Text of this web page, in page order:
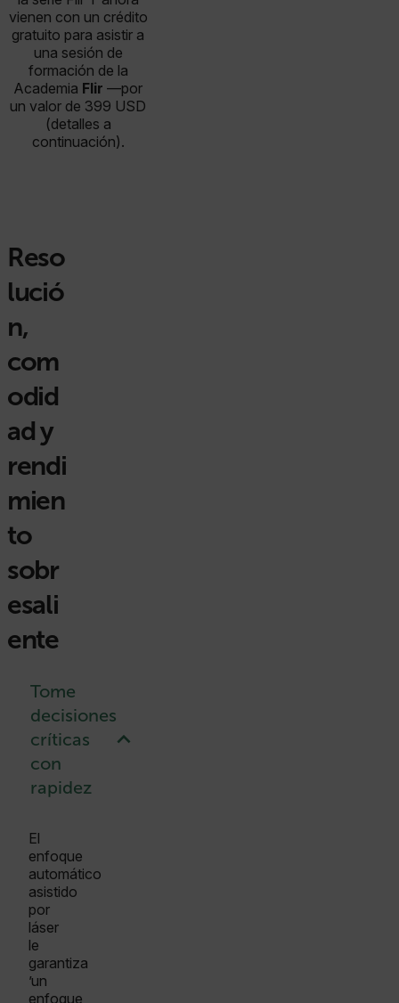
vienen con un crédito
gratuito para asistir a
una sesión de
formación de la
Academia Flir —por
un valor de 399 USD
(detalles a
continuación).
Reso
lució
n,
com
odid
ad y
rendi
mien
to
sobr
esali
ente
Tome
decisiones
críticas
con
rapidez
El
enfoque
automático
asistido
por
láser
le
garantiza
’un
enfoque